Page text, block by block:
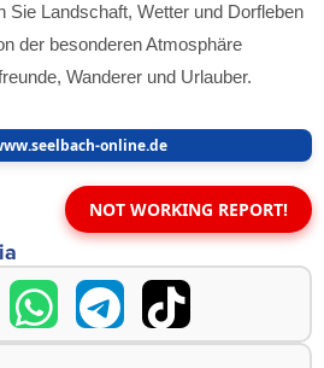
Sie Landschaft, Wetter und Dorfleben
der besonderen Atmosphäre
Wanderer und Urlauber.
online.de
NOT WORKING REPORT!